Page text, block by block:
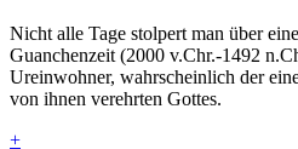
Nicht alle Tage stolpert man über
Guanchenzeit (2000 v.Chr.-1492
Ureinwohner, wahrscheinlich der
von ihnen verehrten Gottes.
+